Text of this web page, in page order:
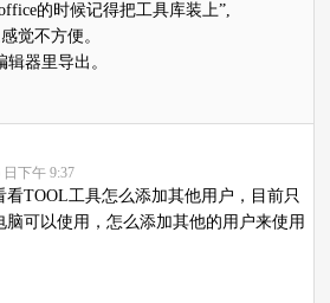
的时候记得把工具库装上”,
觉不方便。
器里导出。
日下午 9:37
看TOOL工具怎么添加其他用户，目前只
脑可以使用，怎么添加其他的用户来使用